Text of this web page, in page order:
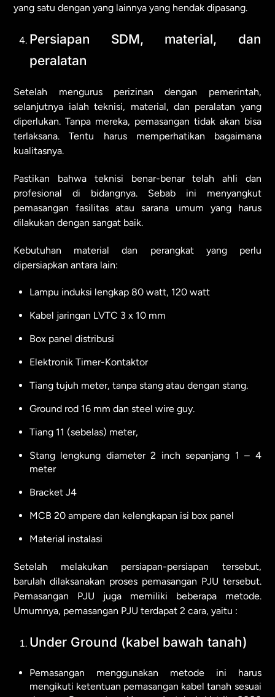
yang satu dengan yang lainnya yang hendak dipasang.
Persiapan SDM, material, dan
peralatan
Setelah mengurus perizinan dengan pemerintah,
selanjutnya ialah teknisi, material, dan peralatan yang
diperlukan. Tanpa mereka, pemasangan tidak akan bisa
terlaksana. Tentu harus memperhatikan bagaimana
kualitasnya.
Pastikan bahwa teknisi benar-benar telah ahli dan
profesional di bidangnya. Sebab ini menyangkut
pemasangan fasilitas atau sarana umum yang harus
dilakukan dengan sangat baik.
Kebutuhan material dan perangkat yang perlu
dipersiapkan antara lain:
Lampu induksi lengkap 80 watt, 120 watt
Kabel jaringan LVTC 3 x 10 mm
Box panel distribusi
Elektronik Timer-Kontaktor
Tiang tujuh meter, tanpa stang atau dengan stang.
Ground rod 16 mm dan steel wire guy.
Tiang 11 (sebelas) meter,
Stang lengkung diameter 2 inch sepanjang 1 – 4
meter
Bracket J4
MCB 20 ampere dan kelengkapan isi box panel
Material instalasi
Setelah melakukan persiapan-persiapan tersebut,
barulah dilaksanakan proses pemasangan PJU tersebut.
Pemasangan PJU juga memiliki beberapa metode.
Umumnya, pemasangan PJU terdapat 2 cara, yaitu :
Under Ground (kabel bawah tanah)
Pemasangan menggunakan metode ini harus
mengikuti ketentuan pemasangan kabel tanah sesuai